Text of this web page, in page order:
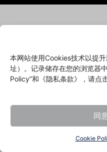
本网站使用Cookies技术以提
址）。记录储存在您的浏览器
Policy”和《隐私条款》，请点
同
Cookie